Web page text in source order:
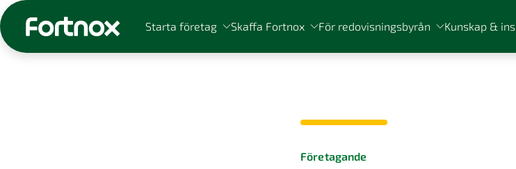
Starta företag Skaffa Fortnox För redovisningsbyrån Kunskap &
Företagande